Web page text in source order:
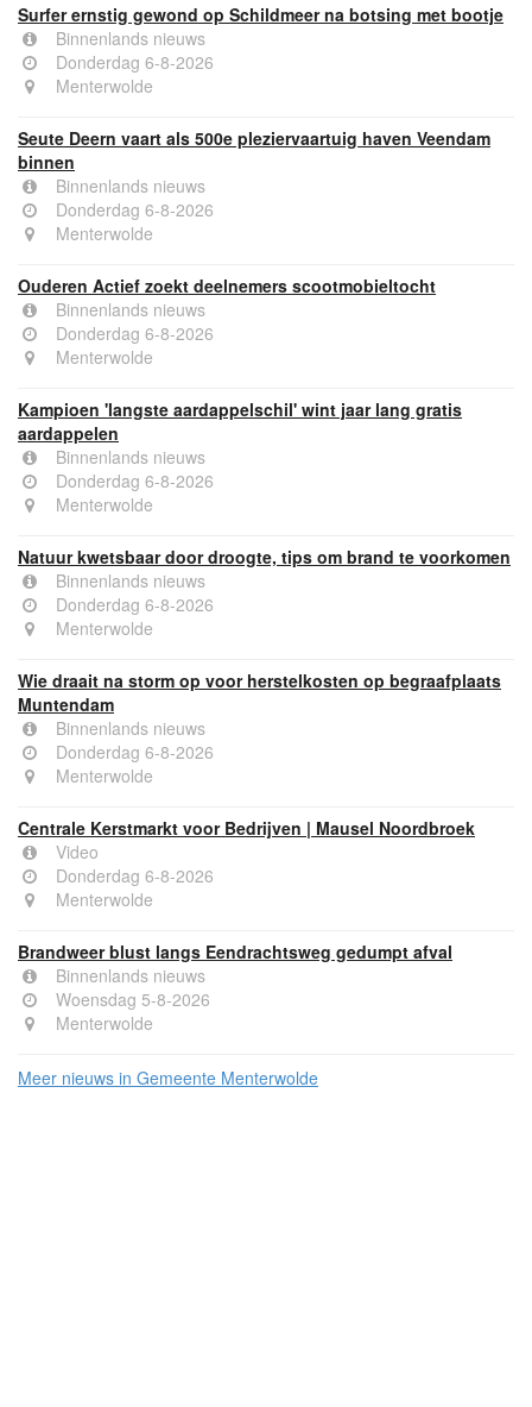
Surfer ernstig gewond op Schildmeer na botsing met bootje
Binnenlands nieuws
Donderdag 6-8-2026
Menterwolde
Seute Deern vaart als 500e pleziervaartuig haven Veendam
binnen
Binnenlands nieuws
Donderdag 6-8-2026
Menterwolde
Ouderen Actief zoekt deelnemers scootmobieltocht
Binnenlands nieuws
Donderdag 6-8-2026
Menterwolde
Kampioen 'langste aardappelschil' wint jaar lang gratis
aardappelen
Binnenlands nieuws
Donderdag 6-8-2026
Menterwolde
Natuur kwetsbaar door droogte, tips om brand te voorkomen
Binnenlands nieuws
Donderdag 6-8-2026
Menterwolde
Wie draait na storm op voor herstelkosten op begraafplaats
Muntendam
Binnenlands nieuws
Donderdag 6-8-2026
Menterwolde
Centrale Kerstmarkt voor Bedrijven | Mausel Noordbroek
Video
Donderdag 6-8-2026
Menterwolde
Brandweer blust langs Eendrachtsweg gedumpt afval
Binnenlands nieuws
Woensdag 5-8-2026
Menterwolde
Meer nieuws in Gemeente Menterwolde